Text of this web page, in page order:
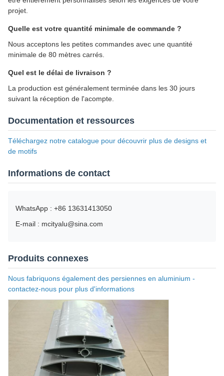
projet.
Quelle est votre quantité minimale de commande ?
Nous acceptons les petites commandes avec une quantité
minimale de 80 mètres carrés.
Quel est le délai de livraison ?
La production est généralement terminée dans les 30 jours
suivant la réception de l'acompte.
Documentation et ressources
Téléchargez notre catalogue pour découvrir plus de designs et
de motifs
Informations de contact
WhatsApp : +86 13631413050
E-mail : mcityalu@sina.com
Produits connexes
Nous fabriquons également des persiennes en aluminium -
contactez-nous pour plus d'informations